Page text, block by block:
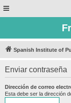
Spanish Institute of
Enviar contraseña
Dirección de correo
Esta debe ser la dirección